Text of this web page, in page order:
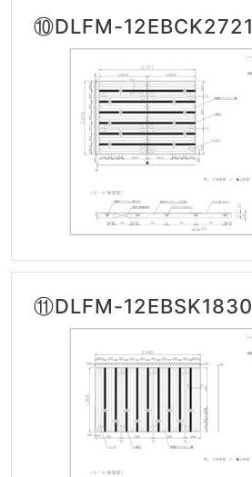
⑩DLFM-12EBCK2721
⑪DLFM-12EBSK1830